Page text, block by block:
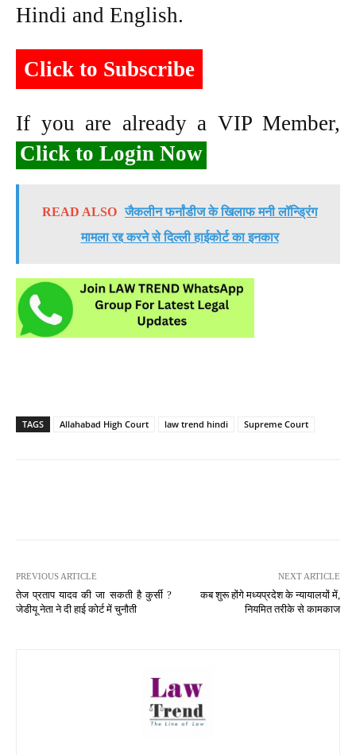
Hindi and English.
Click to Subscribe
If you are already a VIP Member,
Click to Login Now
READ ALSO जैकलीन फर्नांडीज के खिलाफ मनी लॉन्ड्रिंग
मामला रद्द करने से दिल्ली हाईकोर्ट का इनकार
TAGS Allahabad High Court law trend hindi Supreme Court
PREVIOUS ARTICLE
तेज प्रताप यादव की जा सकती है कुर्सी ?
जेडीयू नेता ने दी हाई कोर्ट में चुनौती
NEXT ARTICLE
कब शुरू होंगे मध्यप्रदेश के न्यायालयों में,
नियमित तरीके से कामकाज